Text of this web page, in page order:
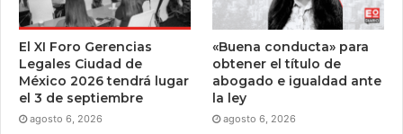
El XI Foro Gerencias
Legales Ciudad de
México 2026 tendrá lugar
el 3 de septiembre
agosto 6, 2026
«Buena conducta» para
obtener el título de
abogado e igualdad ante
la ley
agosto 6, 2026